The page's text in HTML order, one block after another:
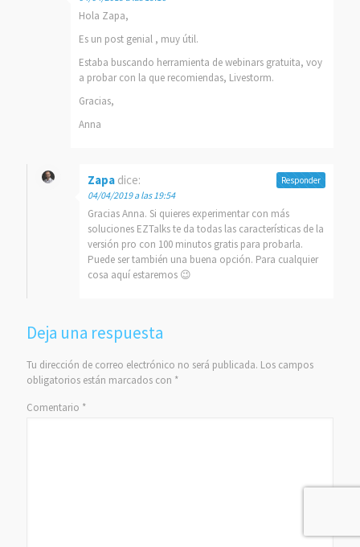
Hola Zapa,
Es un post genial , muy útil.
Estaba buscando herramienta de webinars gratuita, voy
a probar con la que recomiendas, Livestorm.
Gracias,
Anna
Zapa dice:
04/04/2019 a las 19:54
Gracias Anna. Si quieres experimentar con más
soluciones EZTalks te da todas las características de la
versión pro con 100 minutos gratis para probarla.
Puede ser también una buena opción. Para cualquier
cosa aquí estaremos 😉
Responder
Deja una respuesta
Tu dirección de correo electrónico no será publicada. Los campos
obligatorios están marcados con *
Comentario *